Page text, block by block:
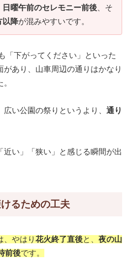
日曜午前のセレモニー前後 、そ
以降が混みやすいです。
「下がってください」といった
あり、山車周辺の通りはかなり
い公園の祭りというより、 通り
近い」「狭い」と感じる瞬間が出
るための工夫
、やはり 花火終了直後と、 夜の山
前後です。